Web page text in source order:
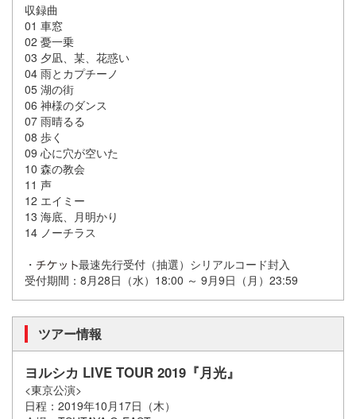
収録曲
01 車窓
02 憂一乗
03 夕凪、某、花惑い
04 雨とカプチーノ
05 湖の街
06 神様のダンス
07 雨晴るる
08 歩く
09 心に穴が空いた
10 森の教会
11 声
12 エイミー
13 海底、月明かり
14 ノーチラス
・
最速先行受付（抽選）シリアルコード封入
受付期間：8月28日（水）18:00 ～ 9月9日（月）23:59
ツアー情報
ヨルシカ LIVE TOUR 2019『月光』
<東京公演>
日程：2019年10月17日（木）